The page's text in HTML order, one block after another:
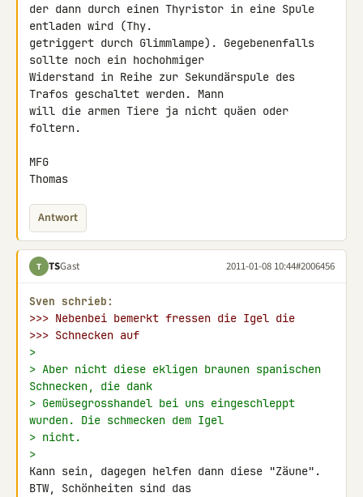
der dann durch einen Thyristor in eine Spule
entladen wird (Thy.
getriggert durch Glimmlampe). Gegebenenfalls
sollte noch ein hochohmiger
Widerstand in Reihe zur Sekundärspule des
Trafos geschaltet werden. Mann
will die armen Tiere ja nicht quäen oder
foltern.
MFG
Thomas
Antwort
T TSGast 2011-01-08 10:44#2006456
Sven schrieb:
>>> Nebenbei bemerkt fressen die Igel die
>>> Schnecken auf
>
> Aber nicht diese ekligen braunen spanischen
Schnecken, die dank
> Gemüsegrosshandel bei uns eingeschleppt
wurden. Die schmecken dem Igel
> nicht.
>
Kann sein, dagegen helfen dann diese "Zäune".
BTW, Schönheiten sind das